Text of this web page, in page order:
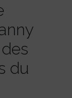
du